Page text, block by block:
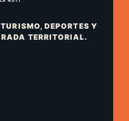
DEPORTES Y
TERRITORIAL.